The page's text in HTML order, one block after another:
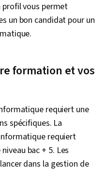
vous permet
un bon candidat pour un
formation et vos
requiert une
spécifiques. La
requiert
bac + 5. Les
dans la gestion de